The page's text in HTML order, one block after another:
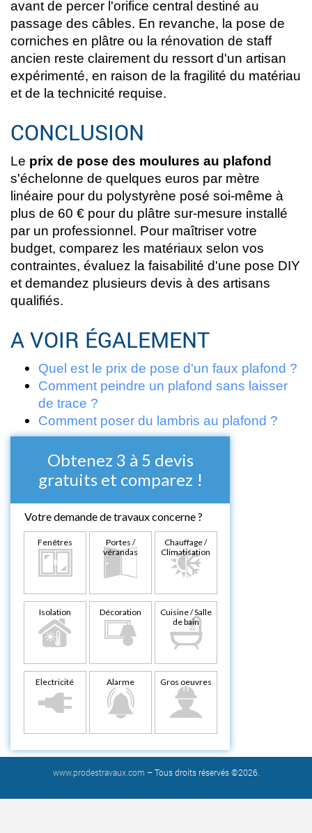
avant de percer l'orifice central destiné au
passage des câbles. En revanche, la pose de
corniches en plâtre ou la rénovation de staff
ancien reste clairement du ressort d'un artisan
expérimenté, en raison de la fragilité du matériau
et de la technicité requise.
CONCLUSION
Le prix de pose des moulures au plafond
s'échelonne de quelques euros par mètre
linéaire pour du polystyrène posé soi-même à
plus de 60 € pour du plâtre sur-mesure installé
par un professionnel. Pour maîtriser votre
budget, comparez les matériaux selon vos
contraintes, évaluez la faisabilité d'une pose DIY
et demandez plusieurs devis à des artisans
qualifiés.
A VOIR ÉGALEMENT
Quel est le prix de pose d'un faux plafond ?
Comment peindre un plafond sans laisser
de trace ?
Comment poser du lambris au plafond ?
Obtenez 3 à 5 devis
gratuits et comparez !
Votre demande de travaux concerne ?
Fenêtres
Portes /
vérandas
Chauffage /
Climatisation
Isolation Décoration
Cuisine / Salle
de bain
Electricité Alarme Gros oeuvres
www.prodestravaux.com – Tous droits réservés ©2026.